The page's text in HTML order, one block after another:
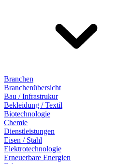
Branchen
Branchenübersicht
Bau / Infrastrukur
Bekleidung / Textil
Biotechnologie
Chemie
Dienstleistungen
Eisen / Stahl
Elektrotechnologie
Erneuerbare Energien